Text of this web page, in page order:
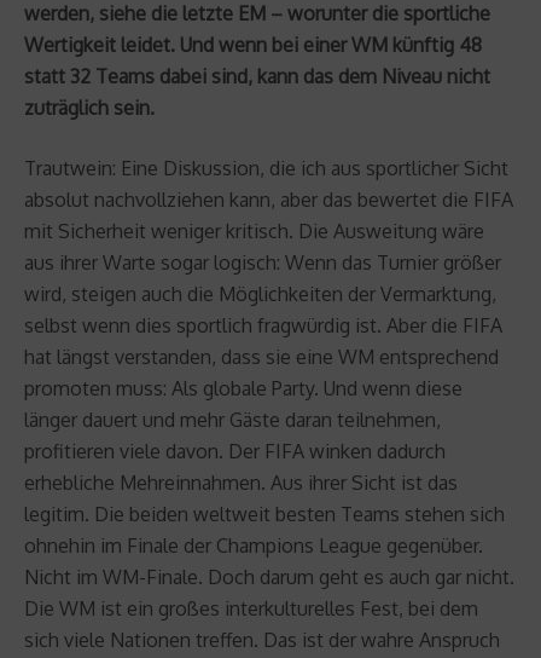
werden, siehe die letzte EM – worunter die sportliche
Wertigkeit leidet. Und wenn bei einer WM künftig 48
statt 32 Teams dabei sind, kann das dem Niveau nicht
zuträglich sein.
Trautwein: Eine Diskussion, die ich aus sportlicher Sicht
absolut nachvollziehen kann, aber das bewertet die FIFA
mit Sicherheit weniger kritisch. Die Ausweitung wäre
aus ihrer Warte sogar logisch: Wenn das Turnier größer
wird, steigen auch die Möglichkeiten der Vermarktung,
selbst wenn dies sportlich fragwürdig ist. Aber die FIFA
hat längst verstanden, dass sie eine WM entsprechend
promoten muss: Als globale Party. Und wenn diese
länger dauert und mehr Gäste daran teilnehmen,
profitieren viele davon. Der FIFA winken dadurch
erhebliche Mehreinnahmen. Aus ihrer Sicht ist das
legitim. Die beiden weltweit besten Teams stehen sich
ohnehin im Finale der Champions League gegenüber.
Nicht im WM-Finale. Doch darum geht es auch gar nicht.
Die WM ist ein großes interkulturelles Fest, bei dem
sich viele Nationen treffen. Das ist der wahre Anspruch